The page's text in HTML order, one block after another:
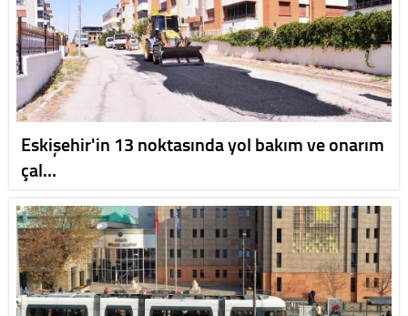
Eskişehir'in 13 noktasında yol bakım ve onarım
çal…